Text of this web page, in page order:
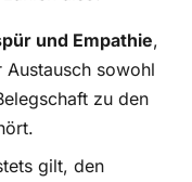
und Empathie,
sowohl
zu den
gilt, den